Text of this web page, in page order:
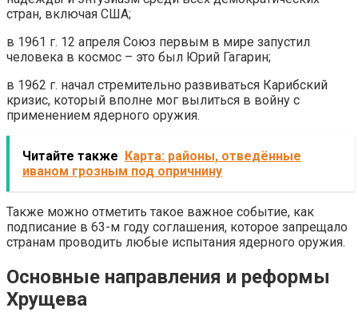
стран, включая США;
в 1961 г. 12 апреля Союз первым в мире запустил
человека в космос – это был Юрий Гагарин;
в 1962 г. начал стремительно развиваться Карибский
кризис, который вполне мог вылиться в войну с
применением ядерного оружия.
Читайте также
Карта: районы, отведённые
иваном грозным под опричнину
Также можно отметить такое важное событие, как
подписание в 63-м году соглашения, которое запрещало
странам проводить любые испытания ядерного оружия.
Основные направления и реформы
Хрущева